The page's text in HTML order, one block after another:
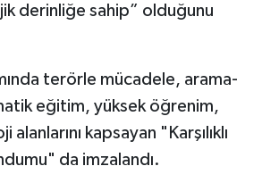
derinliğe sahip” olduğunu
terörle mücadele, arama-
eğitim, yüksek öğrenim,
kapsayan "Karşılıklı
da imzalandı.